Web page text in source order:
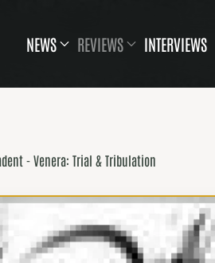
NEWS REVIEWS INTERVIEWS
- Venera: Trial & Tribulation